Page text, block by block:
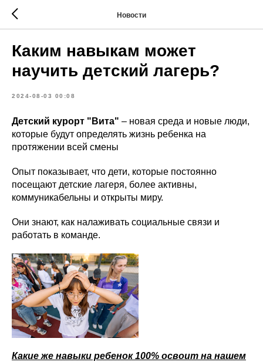
Новости
Каким навыкам может
научить детский лагерь?
2024-08-03 00:08
Детский курорт "Вита" – новая среда и новые люди,
которые будут определять жизнь ребенка на
протяжении всей смены
Опыт показывает, что дети, которые постоянно
посещают детские лагеря, более активны,
коммуникабельны и открыты миру.
Они знают, как налаживать социальные связи и
работать в команде.
Какие же навыки ребенок 100% освоит на нашем